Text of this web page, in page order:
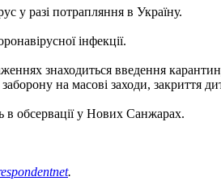
у разі потрапляння в Україну.
інфекції.
знаходиться введення
на масові заходи, закриття
в обсервації у Нових Санжарах.
.